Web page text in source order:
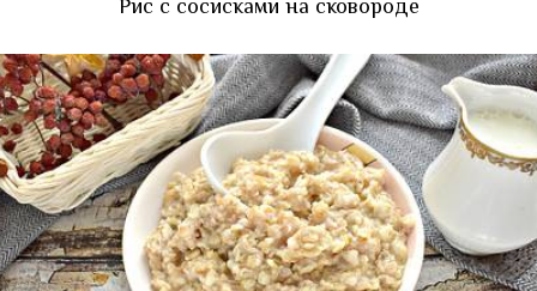
Рис с сосисками на сковороде